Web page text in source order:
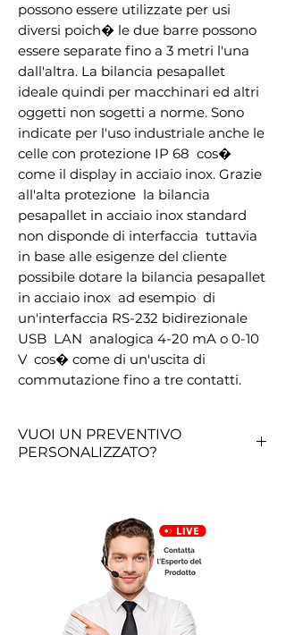
possono essere utilizzate per usi
diversi poich� le due barre possono
essere separate fino a 3 metri l'una
dall'altra. La bilancia pesapallet
ideale quindi per macchinari ed altri
oggetti non sogetti a norme. Sono
indicate per l'uso industriale anche le
celle con protezione IP 68  cos�
come il display in acciaio inox. Grazie
all'alta protezione  la bilancia
pesapallet in acciaio inox standard
non disponde di interfaccia  tuttavia
in base alle esigenze del cliente
possibile dotare la bilancia pesapallet
in acciaio inox  ad esempio  di
un'interfaccia RS-232 bidirezionale
USB  LAN  analogica 4-20 mA o 0-10
V  cos� come di un'uscita di
commutazione fino a tre contatti.
VUOI UN PREVENTIVO
PERSONALIZZATO?